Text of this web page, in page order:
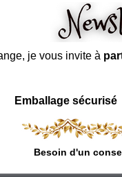
je vous invite à
Emballage sécurisé
Besoin d'un